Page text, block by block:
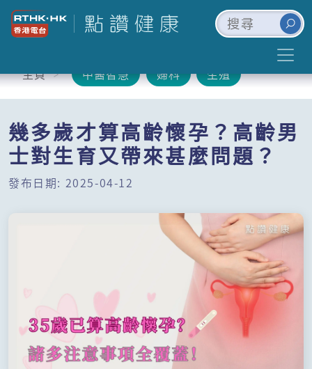
主頁 中醫智慧 婦科 生殖
幾多歲才算高齡懷孕？高齡男
士對生育又帶來甚麼問題？
發布日期: 2025-04-12